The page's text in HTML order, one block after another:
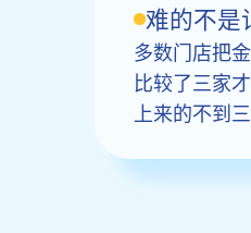
难的不是
多数门店把
比较了三家
上来的不到